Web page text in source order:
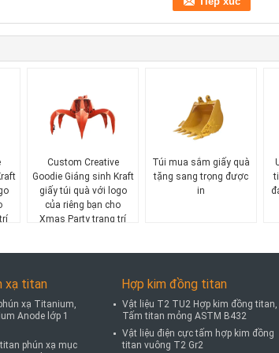
Custom Creative
Goodie Giáng sinh Kraft
giấy túi quà với logo
của riêng bạn cho
Xmas Party trang trí
Túi mua sắm giấy quà
tặng sang trọng được
in
xạ titan
xạ Titanium,
Anode lớp 1
phún xạ mục
Hợp kim đồng titan
Vật liệu T2 TU2 Hợp kim đồng titan,
Tấm titan mỏng ASTM B432
Vật liệu điện cực tấm hợp kim đồng
titan vuông T2 Gr2